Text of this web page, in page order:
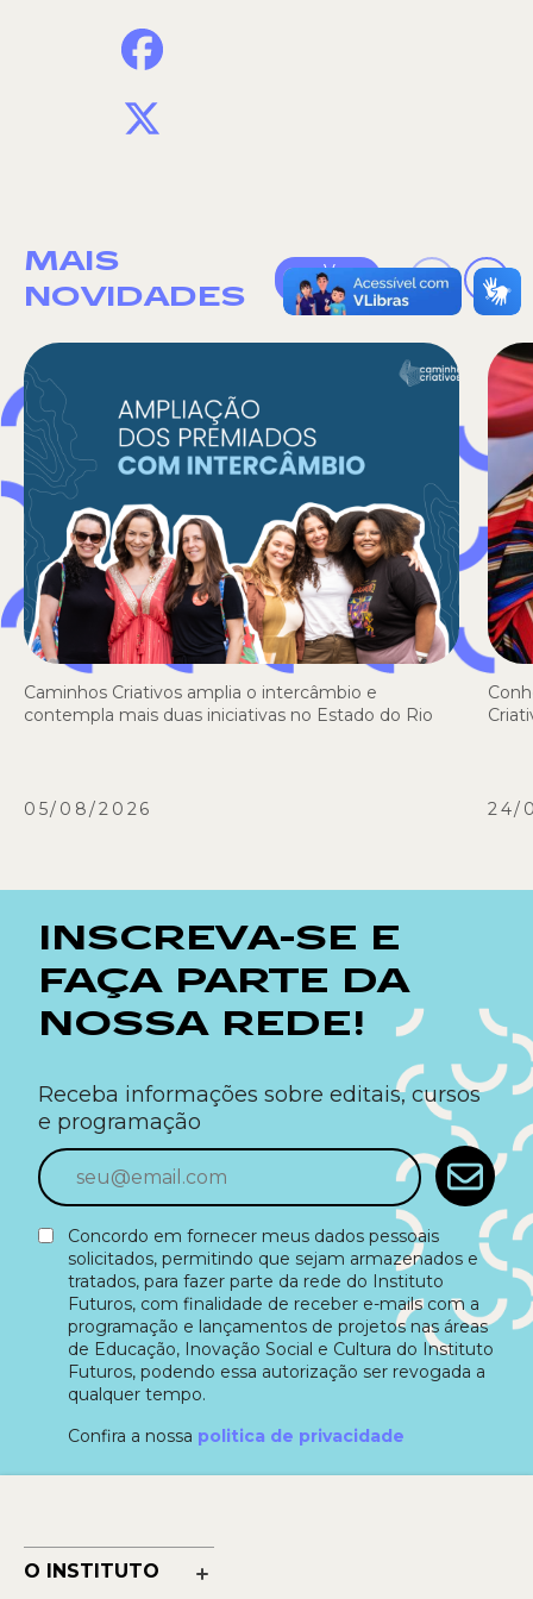
MAIS
NOVIDADES
Ver
todas
Caminhos Criativos amplia o intercâmbio e
contempla mais duas iniciativas no Estado do Rio
05/08/2026 24/
INSCREVA-SE E
FAÇA PARTE DA
NOSSA REDE!
Receba informações sobre editais, cursos
e programação
Concordo em fornecer meus dados pessoais
solicitados, permitindo que sejam armazenados e
tratados, para fazer parte da rede do Instituto
Futuros, com finalidade de receber e-mails com a
programação e lançamentos de projetos nas áreas
de Educação, Inovação Social e Cultura do Instituto
Futuros, podendo essa autorização ser revogada a
qualquer tempo.
Confira a nossa politica de privacidade
O INSTITUTO